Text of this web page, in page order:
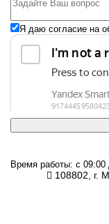
Я даю согласие на
Время работы: с 09:00
108802, г.